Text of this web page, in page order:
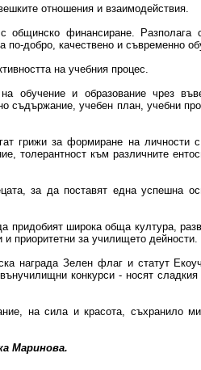
отношения и взаимодействия.
финансиране. Разполага
добро, качествено и съвременно
на учебния процес.
обучение и образование чрез
съдържание, учебен план, учебни
грижи за формиране на личности
толерантност към различните
за да поставят една успешна
придобият широка обща култура,
приоритетни за училището дейности.
награда Зелен флаг и статут
конкурси - носят сладкия
на сила и красота, съхранило
Маринова.